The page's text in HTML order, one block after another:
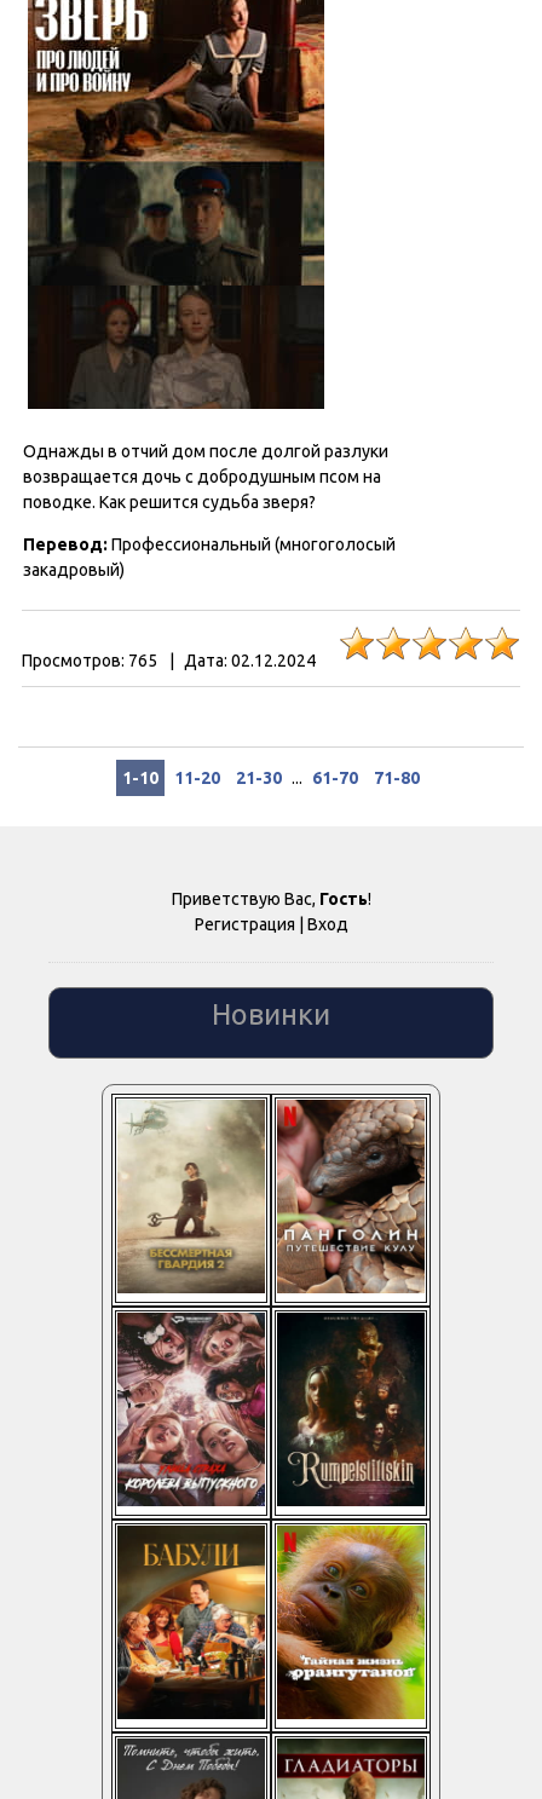
Однажды в отчий дом после долгой разлуки
возвращается дочь с добродушным псом на
поводке. Как решится судьба зверя?
Перевод: Профессиональный (многоголосый
закадровый)
Просмотров: 765 Дата: 02.12.2024
1-10 11-20 21-30 ... 61-70 71-80
Приветствую Вас, Гость!
Регистрация
Вход
Новинки